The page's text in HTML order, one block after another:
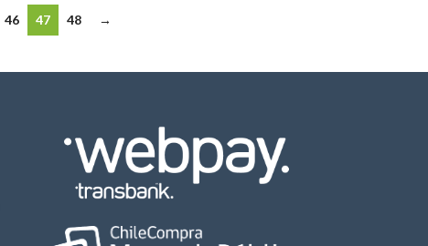
46 47 48 →